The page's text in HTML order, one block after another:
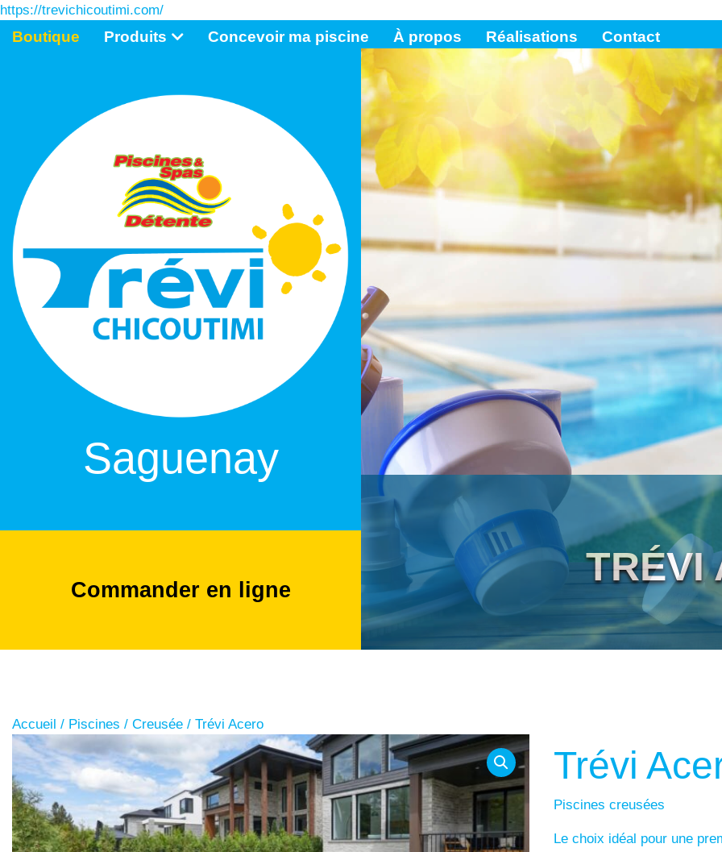
https://trevichicoutimi.com/
Boutique Produits Concevoir ma piscine À propos Réalisations Contact
Saguenay
Commander en ligne
TRÉVI
Accueil / Piscines / Creusée / Trévi Acero
Trévi
Piscines creusées
Le choix idéal pour une